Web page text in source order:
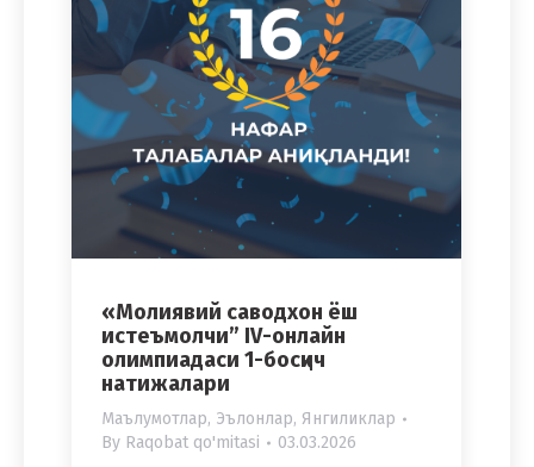
«Молиявий саводхон ёш
истеъмолчи” IV-онлайн
олимпиадаси 1-босқич
натижалари
Маълумотлар, Эълонлар, Янгиликлар
By Raqobat qo'mitasi 03.03.2026